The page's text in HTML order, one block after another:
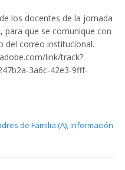
los docentes de la jornada
para que se comunique con
del correo institucional.
link/track?
3a6c-42e3-9fff-
de Familia (A),Información